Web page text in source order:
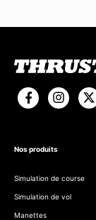
Nos produits
Simulation de course
Simulation de vol
Manettes